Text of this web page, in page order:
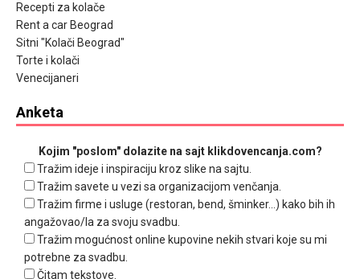
Recepti za kolače
Rent a car Beograd
Sitni "Kolači Beograd"
Torte i kolači
Venecijaneri
Anketa
Kojim "poslom" dolazite na sajt klikdovencanja.com?
Tražim ideje i inspiraciju kroz slike na sajtu.
Tražim savete u vezi sa organizacijom venčanja.
Tražim firme i usluge (restoran, bend, šminker...) kako bih ih
angažovao/la za svoju svadbu.
Tražim mogućnost online kupovine nekih stvari koje su mi
potrebne za svadbu.
Čitam tekstove.